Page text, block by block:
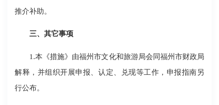
推介补助。
三、其它事项
1.本《措施》由福州市文化和旅游局会同福州市财政局
解释，并组织开展申报、认定、兑现等工作，申报指南另
行公布。